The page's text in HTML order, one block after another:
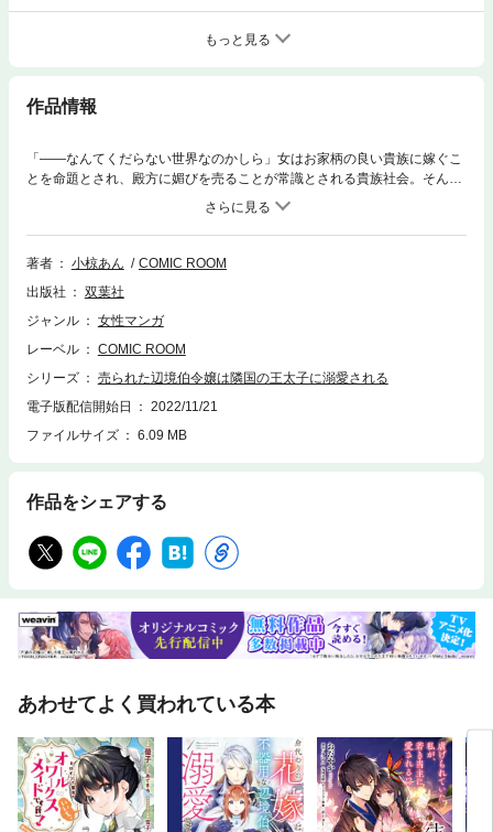
もっと見る
作品情報
「――なんてくだらない世界なのかしら」女はお家柄の良い貴族に嫁ぐこ
とを命題とされ、殿方に媚びを売ることが常識とされる貴族社会。そんな
世界にうんざりしているハルミッヒ辺境伯令嬢アンナ。殿方よりも戦場に
恋焦がれてしまう彼女は、父と共に戦場へ出ることを夢見ていた。しかし
ある日、隣国のアルビオン王国の侵攻を受け、出陣した父は帰らぬ人とな
ってしまう。さらに跡取りである長男アロイスまで人質に取られ、窮地に
―。
著者 小椋あん
COMIC ROOM
出版社
双葉社
ジャンル
女性マンガ
レーベル
COMIC ROOM
シリーズ
売られた辺境伯令嬢は隣国の王太子に溺愛される
電子版配信開始日
2022/11/21
ファイルサイズ
6.09 MB
作品をシェアする
あわせてよく買われている本